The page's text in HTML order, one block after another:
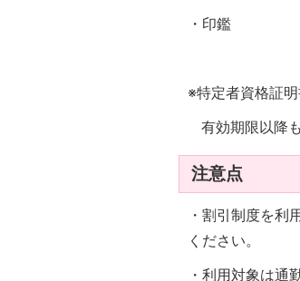
・印鑑
※特定者資格証
有効期限以降
注意点
・割引制度を利
ください。
・利用対象は通